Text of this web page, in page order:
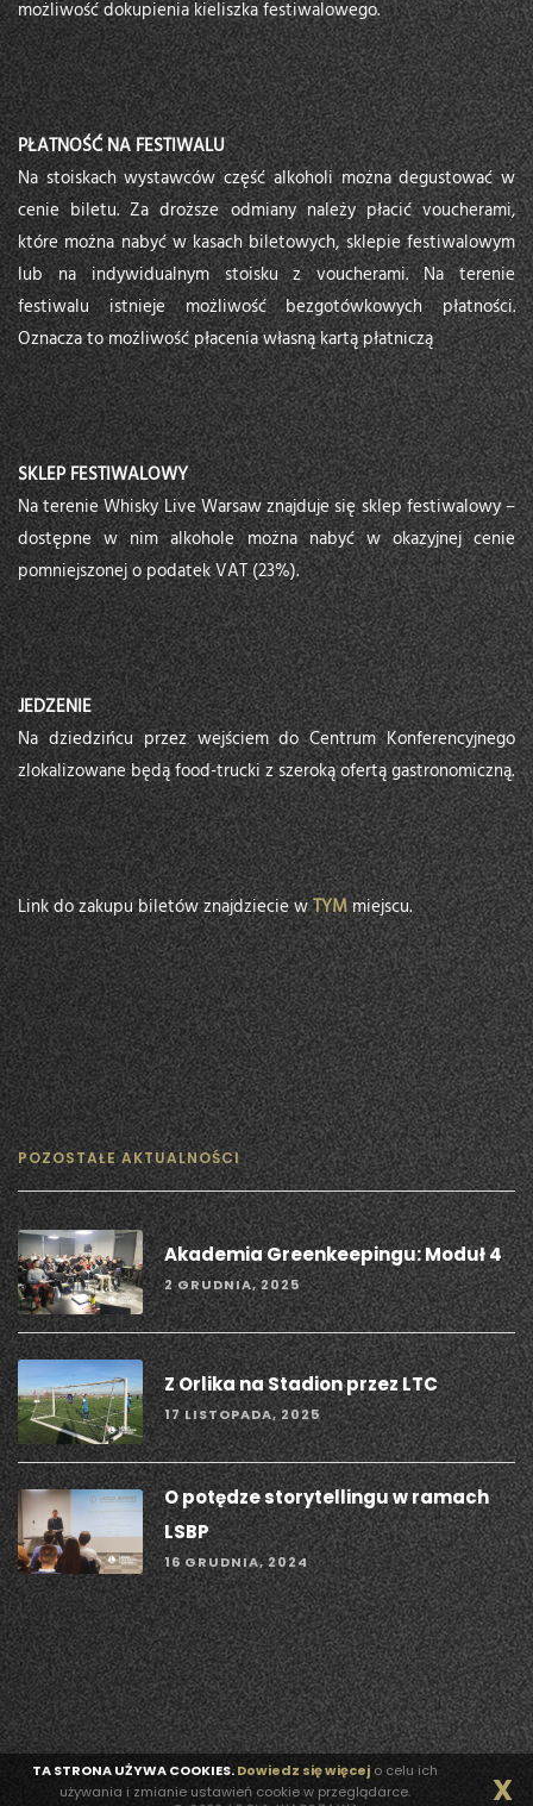
możliwość dokupienia kieliszka festiwalowego.
PŁATNOŚĆ NA FESTIWALU
Na stoiskach wystawców część alkoholi można degustować w
cenie biletu. Za droższe odmiany należy płacić voucherami,
które można nabyć w kasach biletowych, sklepie festiwalowym
lub na indywidualnym stoisku z voucherami. Na terenie
festiwalu istnieje możliwość bezgotówkowych płatności.
Oznacza to możliwość płacenia własną kartą płatniczą
SKLEP FESTIWALOWY
Na terenie Whisky Live Warsaw znajduje się sklep festiwalowy –
dostępne w nim alkohole można nabyć w okazyjnej cenie
pomniejszonej o podatek VAT (23%).
JEDZENIE
Na dziedzińcu przez wejściem do Centrum Konferencyjnego
zlokalizowane będą food-trucki z szeroką ofertą gastronomiczną.
Link do zakupu biletów znajdziecie wTYMmiejscu.
POZOSTAŁE AKTUALNOŚCI
Akademia Greenkeepingu: Moduł 4
2 GRUDNIA, 2025
Z Orlika na Stadion przez LTC
17 LISTOPADA, 2025
O potędze storytellingu w ramach
LSBP
16 GRUDNIA, 2024
TA STRONA UŻYWA COOKIES.Dowiedz się więcejo celu ich
używania i zmianie ustawień cookie w przeglądarce.
X